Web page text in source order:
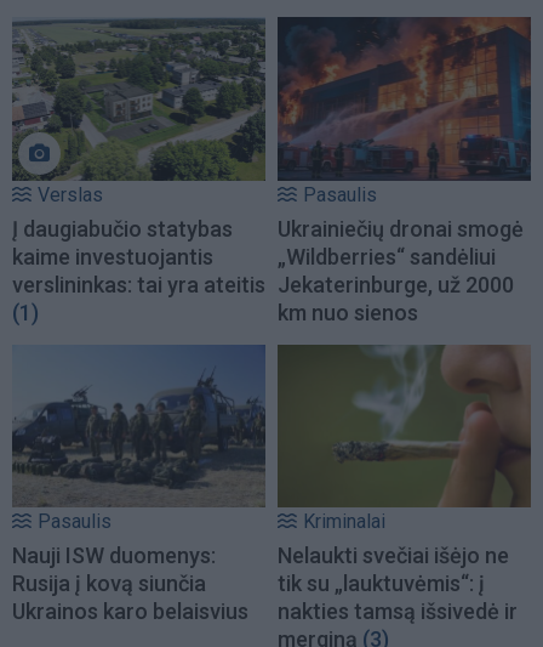
Verslas
Į daugiabučio statybas
kaime investuojantis
verslininkas: tai yra ateitis
(1)
Pasaulis
Ukrainiečių dronai smogė
„Wildberries“ sandėliui
Jekaterinburge, už 2000
km nuo sienos
Pasaulis
Nauji ISW duomenys:
Rusija į kovą siunčia
Ukrainos karo belaisvius
Kriminalai
Nelaukti svečiai išėjo ne
tik su „lauktuvėmis“: į
nakties tamsą išsivedė ir
merginą (3)